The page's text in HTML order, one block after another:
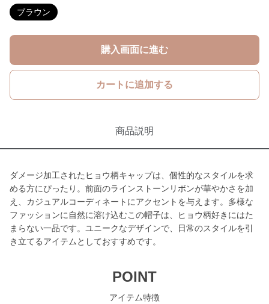
ブラウン
購入画面に進む
カートに追加する
商品説明
ダメージ加工されたヒョウ柄キャップは、個性的なスタイルを求
める方にぴったり。前面のラインストーンリボンが華やかさを加
え、カジュアルコーディネートにアクセントを与えます。多様な
ファッションに自然に溶け込むこの帽子は、ヒョウ柄好きにはた
まらない一品です。ユニークなデザインで、日常のスタイルを引
き立てるアイテムとしておすすめです。
POINT
アイテム特徴